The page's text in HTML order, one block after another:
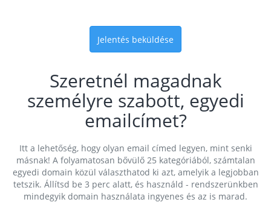
Jelentés beküldése
Szeretnél magadnak
személyre szabott, egyedi
emailcímet?
Itt a lehetőség, hogy olyan email címed legyen, mint senki
másnak! A folyamatosan bővülő 25 kategóriából, számtalan
egyedi domain közül választhatod ki azt, amelyik a legjobban
tetszik. Állítsd be 3 perc alatt, és használd - rendszerünkben
mindegyik domain használata ingyenes és az is marad.